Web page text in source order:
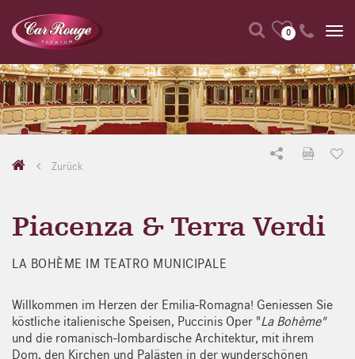
0
Zurück
Piacenza & Terra Verdi
LA BOHÈME IM TEATRO MUNICIPALE
Willkommen im Herzen der Emilia-Romagna! Geniessen Sie
köstliche italienische Speisen, Puccinis Oper "La Bohème"
und die romanisch-lombardische Architektur, mit ihrem
Dom, den Kirchen und Palästen in der wunderschönen